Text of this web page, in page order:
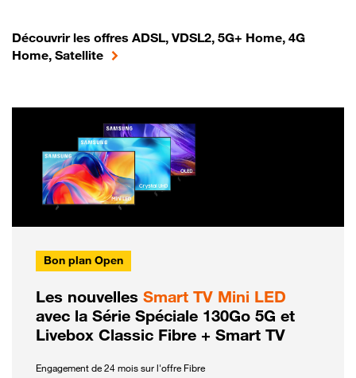
Découvrir les offres ADSL, VDSL2, 5G+ Home, 4G
Home, Satellite
Bon plan Open
Les nouvelles Smart TV Mini LED
avec la Série Spéciale 130Go 5G et
Livebox Classic Fibre + Smart TV
Engagement de 24 mois sur l'offre Fibre